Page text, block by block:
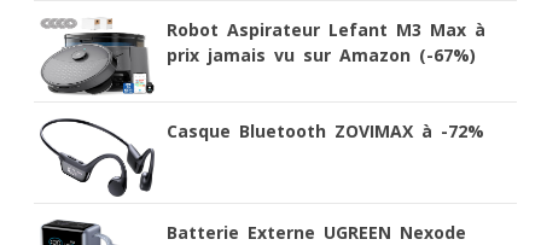
Robot Aspirateur Lefant M3 Max à
prix jamais vu sur Amazon (-67%)
Casque Bluetooth ZOVIMAX à -72%
Batterie Externe UGREEN Nexode